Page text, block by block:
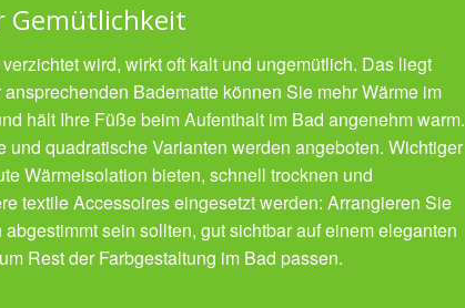
Gemütlichkeit
wird, wirkt oft kalt und ungemütlich. Das liegt
Badematte können Sie mehr Wärme im
hält Ihre Füße beim Aufenthalt im Bad angenehm warm.
quadratische Varianten werden angeboten. Wichtiger
Wärmeisolation bieten, schnell trocknen und
textile Accessoires eingesetzt werden: Arrangieren Sie
sein sollten, gut sichtbar auf einem eleganten
Rest der Farbgestaltung im Bad passen.